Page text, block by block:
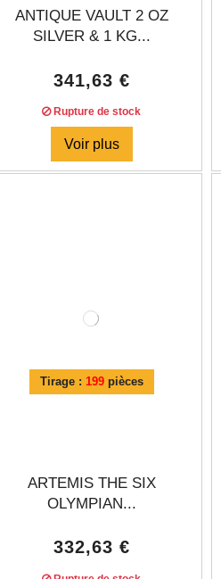
ANTIQUE VAULT 2 OZ
SILVER & 1 KG...
341,63 €
Rupture de stock
Voir plus
Tirage : 199pièces
ARTEMIS THE SIX
OLYMPIAN...
332,63 €